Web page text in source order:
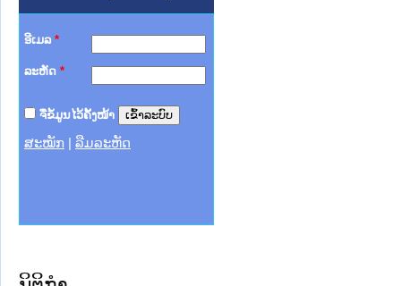
ອີເມລ *
ລະຫັດ *
ຈື່ຂໍ້ມູນໄວ້ຄັ້ງໜ້າ
ສະໝັກ ລືມລະຫັດ
າຊົນ ພາກເໜືອ
ການ
ກາງ
ໃຕ້
ຕຳຫຼວດປະຊາຊົນ
ສັນຕິບານປະຊາຊົນ
ກເໜືອ
າຊົນ ພາກກາງ